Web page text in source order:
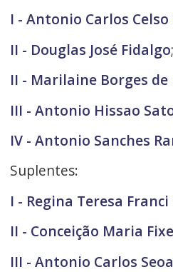
I - Antonio Carlos
II - Douglas José Fidalgo;
II - Marilaine Borges de
III - Antonio Hissao
IV - Antonio Sanches
Suplentes:
I - Regina Teresa
II - Conceição Maria
III - Antonio Carlos